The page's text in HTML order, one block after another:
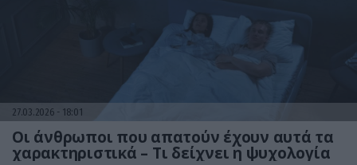
27.03.2026 18:01
Οι άνθρωποι που απατούν έχουν αυτά τα
χαρακτηριστικά – Τι δείχνει η ψυχολογία